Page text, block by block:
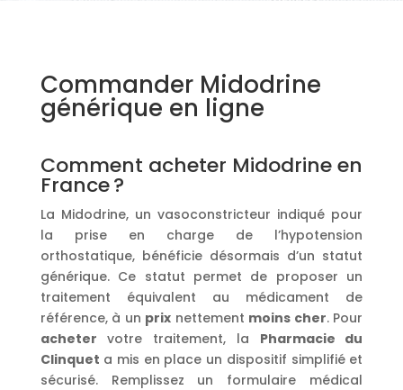
Commander Midodrine
générique en ligne
Comment acheter Midodrine en
France ?
La Midodrine, un vasoconstricteur indiqué pour
la prise en charge de l’hypotension
orthostatique, bénéficie désormais d’un statut
générique. Ce statut permet de proposer un
traitement équivalent au médicament de
référence, à un prix nettement moins cher. Pour
acheter votre traitement, la Pharmacie du
Clinquet a mis en place un dispositif simplifié et
sécurisé. Remplissez un formulaire médical